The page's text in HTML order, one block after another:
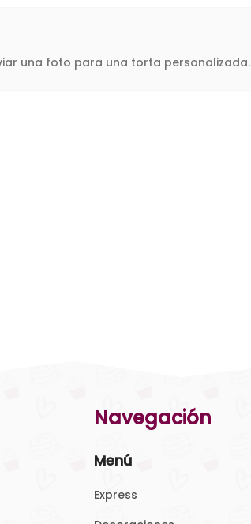
una foto para una torta
Navegación
Menú
Express